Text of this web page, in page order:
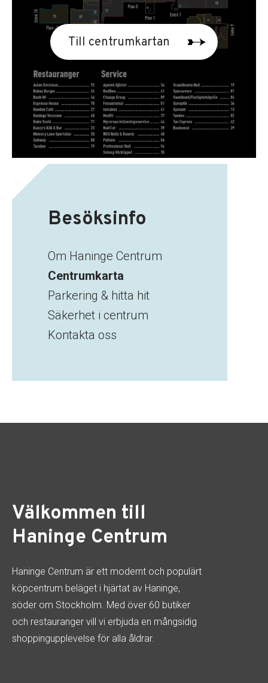
i centrum!
Äntligen kan vi dela nyheten: eyes + more har
öppnat i Haninge centrum
Lär mer
Till centrumkartan
Besöksinfo
Om Haninge Centrum
Centrumkarta
Parkering & hitta hit
Säkerhet i centrum
Kontakta oss
Välkommen till
Haninge Centrum
Haninge Centrum är ett modernt och populärt
köpcentrum beläget i hjärtat av Haninge,
söder om Stockholm. Med över 60 butiker
och restauranger vill vi erbjuda en mångsidig
shoppingupplevelse för alla åldrar.